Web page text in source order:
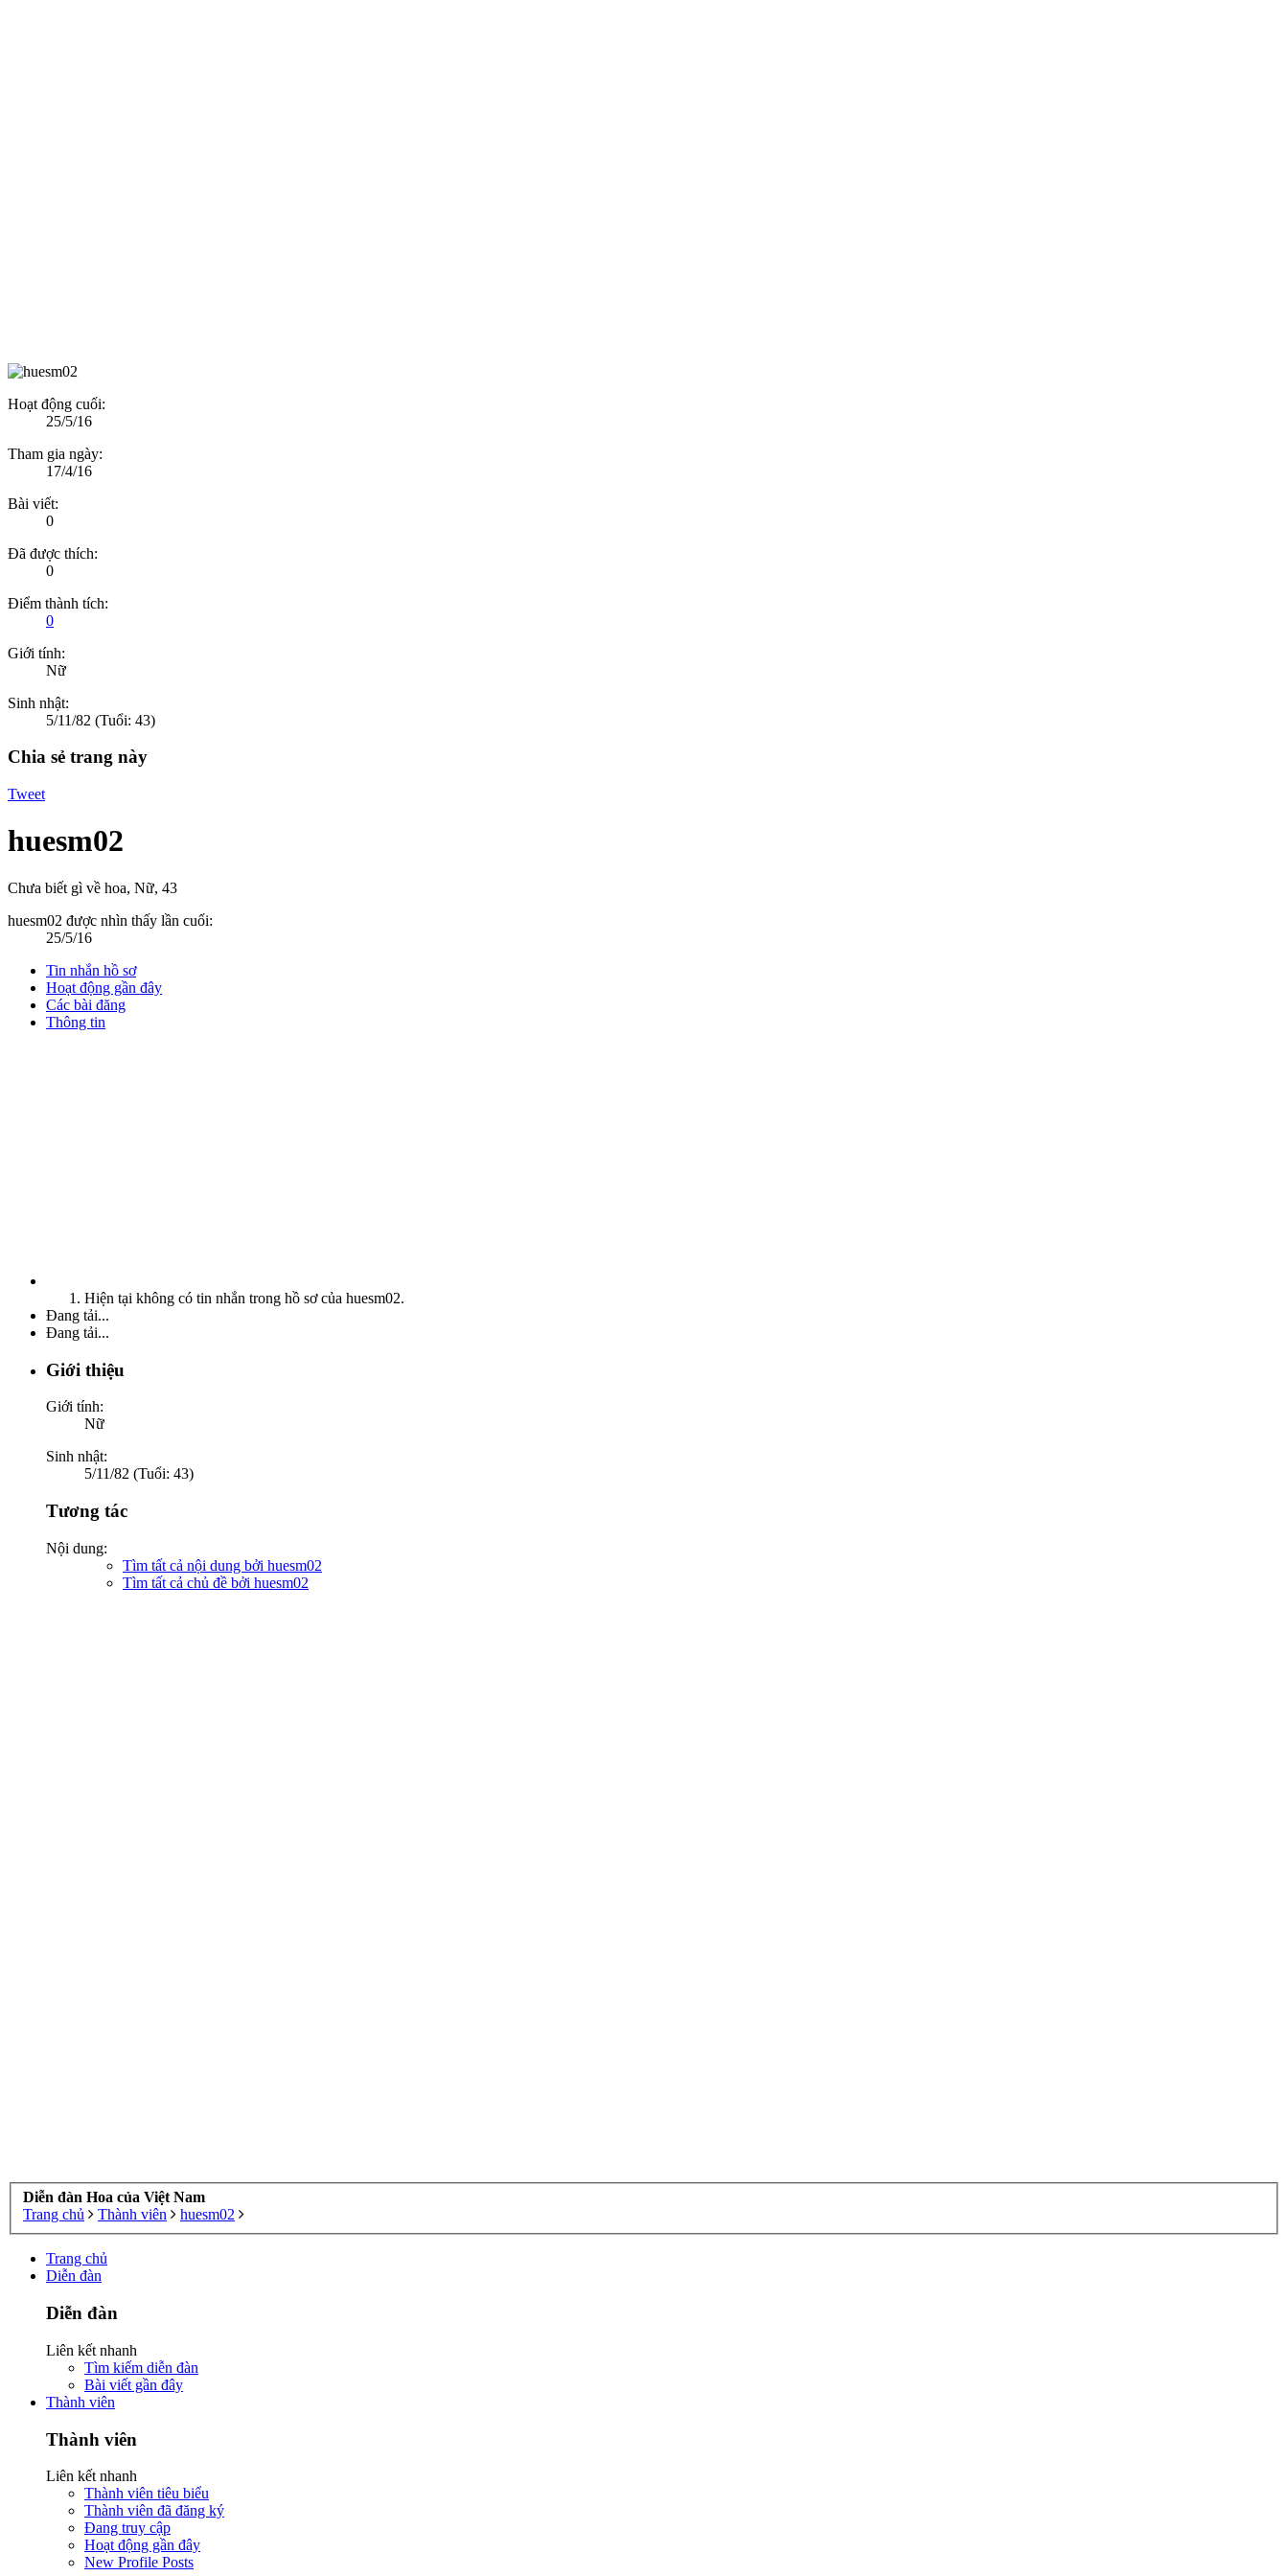
Hoạt động cuối:
25/5/16
Tham gia ngày:
17/4/16
Bài viết:
0
Đã được thích:
0
Điểm thành tích:
0
Giới tính:
Nữ
Sinh nhật:
5/11/82 (Tuổi: 43)
Chia sẻ trang này
Tweet
huesm02
Chưa biết gì về hoa, Nữ, 43
huesm02 được nhìn thấy lần cuối:
25/5/16
Tin nhắn hồ sơ
Hoạt động gần đây
Các bài đăng
Thông tin
Hiện tại không có tin nhắn trong hồ sơ của huesm02.
Đang tải...
Đang tải...
Giới thiệu
Giới tính:
Nữ
Sinh nhật:
5/11/82 (Tuổi: 43)
Tương tác
Nội dung:
Tìm tất cả nội dung bởi huesm02
Tìm tất cả chủ đề bởi huesm02
Diễn đàn Hoa của Việt Nam
Trang chủ
Thành viên huesm02
Trang chủ
Diễn đàn
Diễn đàn
Liên kết nhanh
Tìm kiếm diễn đàn
Bài viết gần đây
Thành viên
Thành viên
Liên kết nhanh
Thành viên tiêu biểu
Thành viên đã đăng ký
Đang truy cập
Hoạt động gần đây
New Profile Posts